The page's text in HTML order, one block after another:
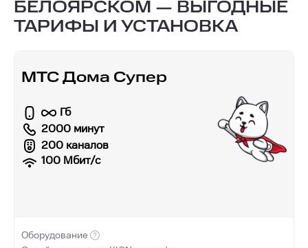
БЕЛОЯРСКОМ — ВЫГОДНЫЕ
ТАРИФЫ И УСТАНОВКА
МТС Дома Супер
Гб
2000 минут
200 каналов
100 Мбит/с
Оборудование